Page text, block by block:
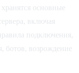
основные
включая
подключения,
ботов, возрождение